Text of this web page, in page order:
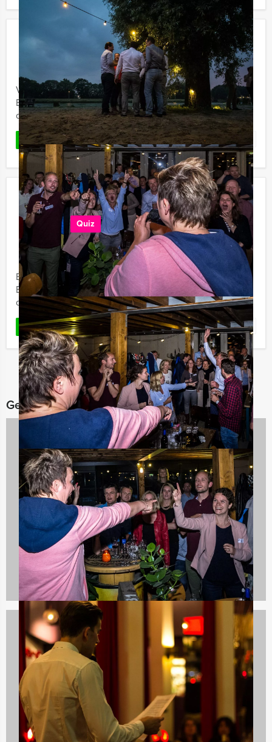
Borrelboot in Amsterdam
€ 46,50 p.p. excl. BTW
Vanaf 15 personen ‐ 1 uur en 30 minuten
Voor de borrelcruise stapt u bij Mokum Events'
Borrelboot aan boord, voor een gezellige borrelvaart
door Amsterdam en de mooiste plekjes van Mokum.
LEES MEER Favoriet
Varend Ik Hou van Holland Spel in
Amsterdam
Quiz
Vanaf€ 64,50 p.p. excl. BTW
Vanaf 25 personen ‐ 1 uur en 30 minuten
Beleef het 'varend Ik hou van Holland spel van Mokum
Events in Amsterdam. Je wordt welkom geheten door
de schipper én onze Ik Hou Van Holland presentator.
LEES MEER Favoriet
Gerelateerde categorieën
Quizzes
16 uitjes
Vaararrangementen
29 uitjes